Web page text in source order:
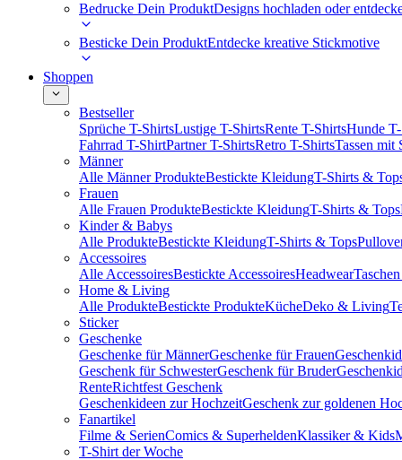
Bedrucke Dein ProduktDesigns hochladen oder
Besticke Dein ProduktEntdecke kreative Stickmotive
Shoppen
Bestseller
Sprüche T-ShirtsLustige T-ShirtsRente T-ShirtsHunde
Fahrrad T-ShirtPartner T-ShirtsRetro T-ShirtsTassen mit
Männer
Alle Männer ProdukteBestickte KleidungT-Shirts &
Frauen
Alle Frauen ProdukteBestickte KleidungT-Shirts & Tops
Kinder & Babys
Alle ProdukteBestickte KleidungT-Shirts & Tops
Accessoires
Alle AccessoiresBestickte AccessoiresHeadwear
Home & Living
Alle ProdukteBestickte ProdukteKücheDeko & Living
Sticker
Geschenke
Geschenke für MännerGeschenke für Frauen
Geschenk für SchwesterGeschenk für Bruder
RenteRichtfest Geschenk
Geschenkideen zur HochzeitGeschenk zur goldenen
Fanartikel
Filme & SerienComics & SuperheldenKlassiker & Kids
T-Shirt der Woche